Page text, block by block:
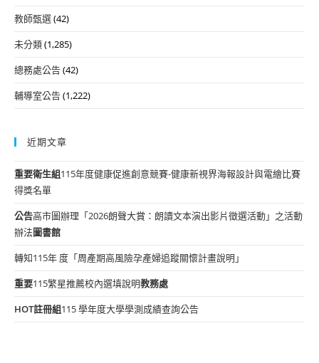
教師甄選(42)
未分類(1,285)
總務處公告(42)
輔導室公告(1,222)
近期文章
重要衛生組115年度健康促進創意競賽-健康新視界海報設計與電繪比賽
得獎名單
公告高市圖辦理「2026朗聲大賞：朗讀文本演出影片徵選活動」之活動
辦法圖書館
轉知115年 度「周產期高風險孕產婦追蹤關懷計畫說明」
重要115繁星推薦校內選填說明教務處
HOT註冊組115 學年度大學學測成績查詢公告